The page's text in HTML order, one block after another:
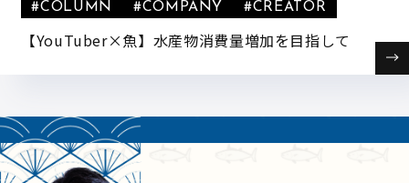
【YouTuber×魚】水産物消費量増加を目指して
#COLUMN #COMPANY #CREATOR